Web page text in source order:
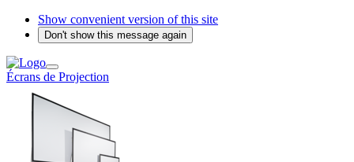
Show convenient version of this site
Don't show this message again
Écrans de Projection